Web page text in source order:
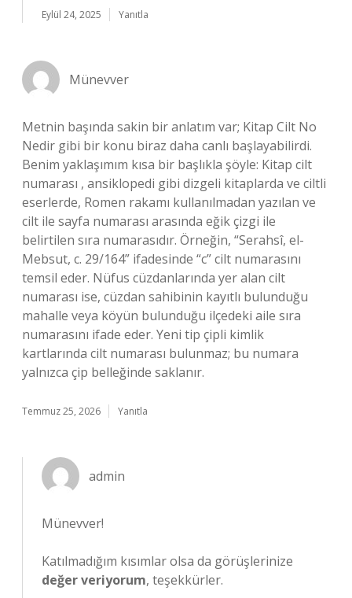
Eylül 24, 2025 Yanıtla
Münevver
Metnin başında sakin bir anlatım var; Kitap Cilt No
Nedir gibi bir konu biraz daha canlı başlayabilirdi.
Benim yaklaşımım kısa bir başlıkla şöyle: Kitap cilt
numarası , ansiklopedi gibi dizgeli kitaplarda ve ciltli
eserlerde, Romen rakamı kullanılmadan yazılan ve
cilt ile sayfa numarası arasında eğik çizgi ile
belirtilen sıra numarasıdır. Örneğin, “Serahsî, el-
Mebsut, c. 29/164” ifadesinde “c” cilt numarasını
temsil eder. Nüfus cüzdanlarında yer alan cilt
numarası ise, cüzdan sahibinin kayıtlı bulunduğu
mahalle veya köyün bulunduğu ilçedeki aile sıra
numarasını ifade eder. Yeni tip çipli kimlik
kartlarında cilt numarası bulunmaz; bu numara
yalnızca çip belleğinde saklanır.
Temmuz 25, 2026 Yanıtla
admin
Münevver!
Katılmadığım kısımlar olsa da görüşlerinize
değer veriyorum, teşekkürler.